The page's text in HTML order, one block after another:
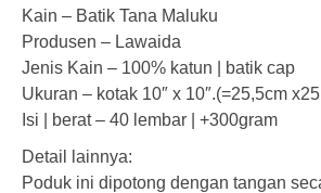
Kain – Batik Tana Maluku
Produsen – Lawaida
Jenis Kain – 100% katun | batik cap
Ukuran – kotak 10″ x 10″.(=25,5cm
Isi | berat – 40 lembar | +300gram
Detail lainnya:
Poduk ini dipotong dengan tangan